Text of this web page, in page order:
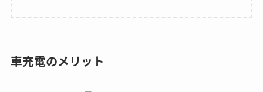
車充電のメリット